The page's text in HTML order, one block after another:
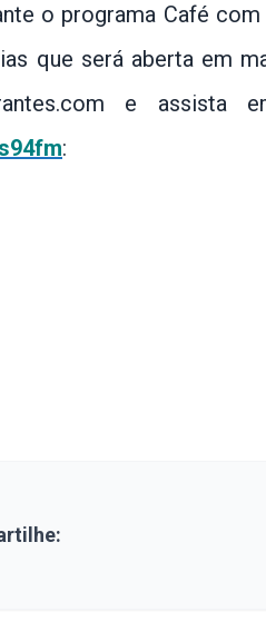
o programa Café
que será aberta em
e assista
: